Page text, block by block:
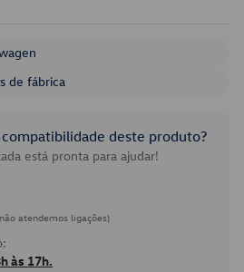
de fábrica
deste produto?
está pronta para ajudar!
atendemos ligações)
às 17h.